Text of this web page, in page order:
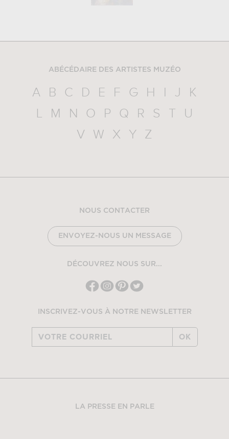
ABÉCÉDAIRE DES ARTISTES MUZÉO
A B C D E F G H I J
K
L
M N O P Q R S T
U
V
W X Y Z
NOUS CONTACTER
ENVOYEZ-NOUS UN MESSAGE
DÉCOUVREZ NOUS SUR...
INSCRIVEZ-VOUS À NOTRE NEWSLETTER
OK
LA PRESSE EN PARLE